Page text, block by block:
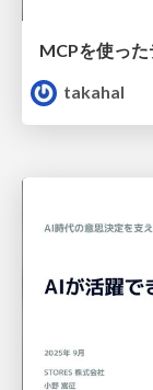
MCPを使っ
takahal